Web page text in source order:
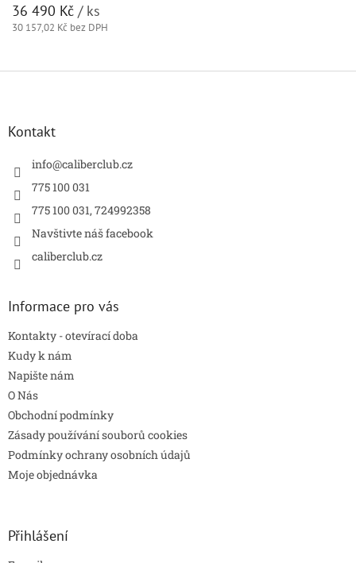
36 490 Kč / ks
30 157,02 Kč bez DPH
Z
Kontakt
info@caliberclub.cz
775 100 031
775 100 031, 724992358
Navštivte náš facebook
caliberclub.cz
Informace pro vás
Kontakty - otevírací doba
Kudy k nám
Napište nám
O Nás
Obchodní podmínky
Zásady používání souborů cookies
Podmínky ochrany osobních údajů
Moje objednávka
Přihlášení